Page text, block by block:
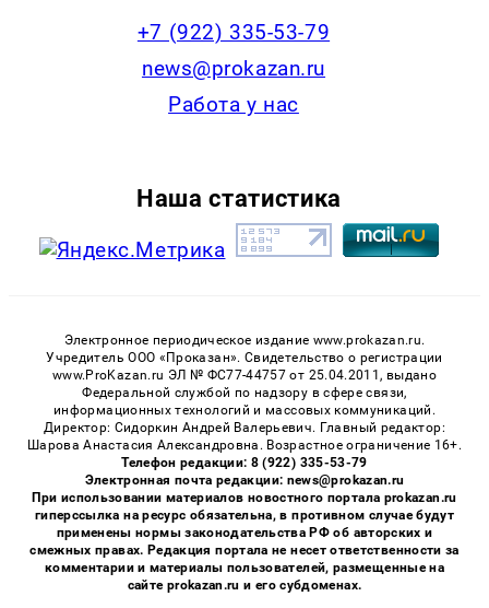
+7 (922) 335-53-79
news@prokazan.ru
Работа у нас
Наша статистика
Электронное периодическое издание www.prokazan.ru.
Учредитель ООО «Проказан». Cвидетельство о регистрации
www.ProKazan.ru ЭЛ № ФС77-44757 от 25.04.2011, выдано
Федеральной службой по надзору в сфере связи,
информационных технологий и массовых коммуникаций.
Директор: Сидоркин Андрей Валерьевич. Главный редактор:
Шарова Анастасия Александровна. Возрастное ограничение 16+.
Телефон редакции: 8 (922) 335-53-79
Электронная почта редакции: news@prokazan.ru
При использовании материалов новостного портала prokazan.ru
гиперссылка на ресурс обязательна, в противном случае будут
применены нормы законодательства РФ об авторских и
смежных правах. Редакция портала не несет ответственности за
комментарии и материалы пользователей, размещенные на
сайте prokazan.ru и его субдоменах.